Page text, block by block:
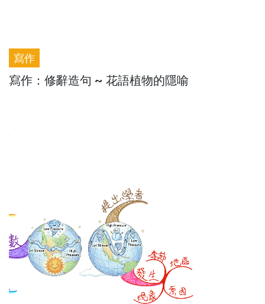
寫作
寫作：修辭造句 ~ 花語植物的隱喻